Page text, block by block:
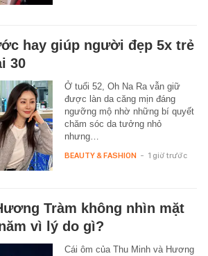
hay giúp người đẹp 5x trẻ
30
Ở tuổi 52, Oh Na Ra vẫn giữ
được làn da căng mịn đáng
ngưỡng mộ nhờ những bí quyết
chăm sóc da tưởng nhỏ
nhưng…
BEAUTY & FASHION - 1 giờ trước
Tràm không nhìn mặt
vì lý do gì?
Cái ôm của Thu Minh và Hương